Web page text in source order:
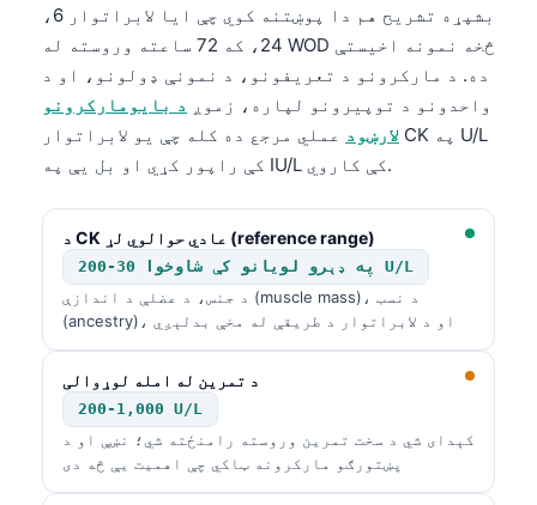
بشپړه تشریح هم دا پوښتنه کوي چې ایا لابراتوار 6،
24، که 72 ساعته وروسته له WOD څخه نمونه اخیستې
ده. د مارکرونو د تعریفونو، د نمونې ډولونو، او د
واحدونو د توپیرونو لپاره، زموږ د بایومارکرونو
لارښود عملي مرجع ده کله چې یو لابراتوار CK په U/L
کې راپور کړي او بل یې په IU/L کې کاروي.
د CK عادي حوالوي لړ (reference range)
په ډېرو لویانو کې شاوخوا 30-200 U/L
د جنس، د عضلې د اندازې (muscle mass)، د نسب
(ancestry)، او د لابراتوار د طریقې له مخې بدلېږي
د تمرین له امله لوړوالی
200-1,000 U/L
کېدای شي د سخت تمرین وروسته رامنځته شي؛ نښې او د
پښتورګو مارکرونه ټاکي چې اهمیت یې څه دی